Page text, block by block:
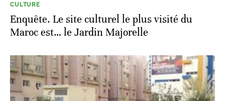
CULTURE
Enquête. Le site culturel le plus visité du
Maroc est… le Jardin Majorelle